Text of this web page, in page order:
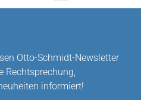
Otto-Schmidt-Newsletter
Rechtsprechung,
informiert!